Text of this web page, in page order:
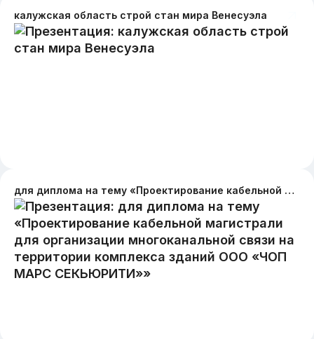
калужская область строй стан мира Венесуэла
для диплома на тему «Проектирование кабельной магистрали для организации многоканальной связи на территории комплекса зданий ООО «ЧОП МАРС СЕКЬЮРИТИ»»